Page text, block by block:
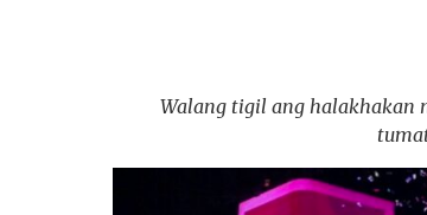
Walang tigil ang halakhakan